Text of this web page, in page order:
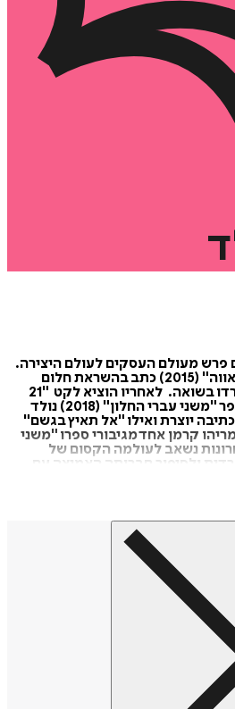
פרש מעולם העסקים לעולם היצירה.
את ספרו הראשון "לרוץ עם אווה" (2015) כתב בהשראת חלום
שחלם על נער ונערה שהופרדו בשואה. לאחריו הוציא לקט "21
סיפורים קצרים" (2019) הספר "משני עברי החלון" (2018) נולד
יוצרת ואילו "אל תאיץ בגשם"
שמריהו קרמן אחד מגיבורי ספרו "משני
נשאב לעולמה הקסום של
החרדית ולסיפור חברותה האמיצה עם